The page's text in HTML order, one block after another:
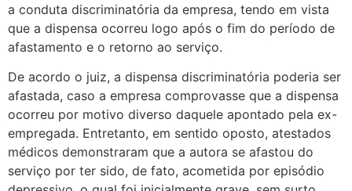
a conduta discriminatória da empresa, tendo em vista
que a dispensa ocorreu logo após o fim do período de
afastamento e o retorno ao serviço.
De acordo o juiz, a dispensa discriminatória poderia ser
afastada, caso a empresa comprovasse que a dispensa
ocorreu por motivo diverso daquele apontado pela ex-
empregada. Entretanto, em sentido oposto, atestados
médicos demonstraram que a autora se afastou do
serviço por ter sido, de fato, acometida por episódio